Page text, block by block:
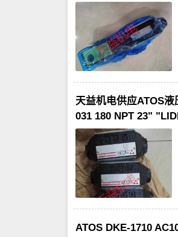
天益机电供应ATOS
031 180 NPT 23"
ATOS DKE-1710